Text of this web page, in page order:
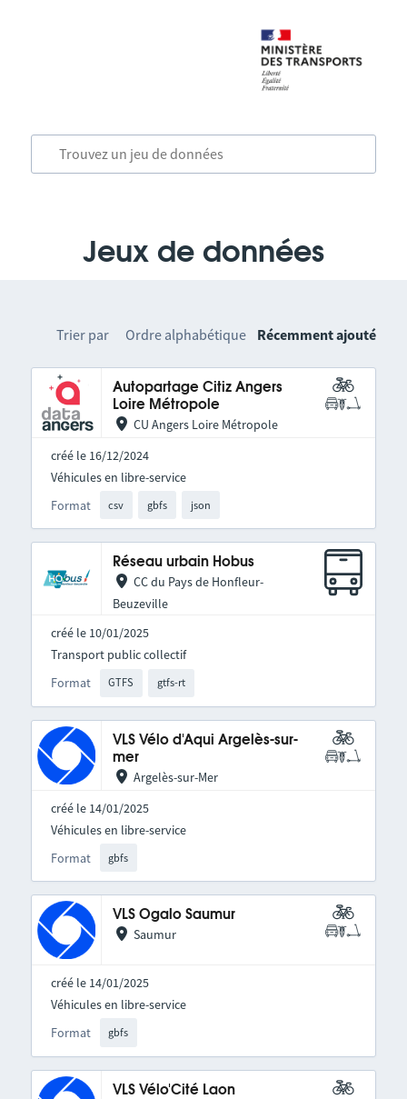
Jeux de données
Trier par Ordre alphabétique Récemment ajouté
Autopartage Citiz Angers
Loire Métropole
CU Angers Loire Métropole
créé le 16/12/2024
Format csv gbfs json
Véhicules en libre-service
Réseau urbain Hobus
CC du Pays de Honfleur-
Beuzeville
créé le 10/01/2025
Format GTFS gtfs-rt
Transport public collectif
VLS Vélo d'Aqui Argelès-sur-
mer
Argelès-sur-Mer
créé le 14/01/2025
Format gbfs
Véhicules en libre-service
VLS Ogalo Saumur
Saumur
créé le 14/01/2025
Format gbfs
Véhicules en libre-service
VLS Vélo'Cité Laon